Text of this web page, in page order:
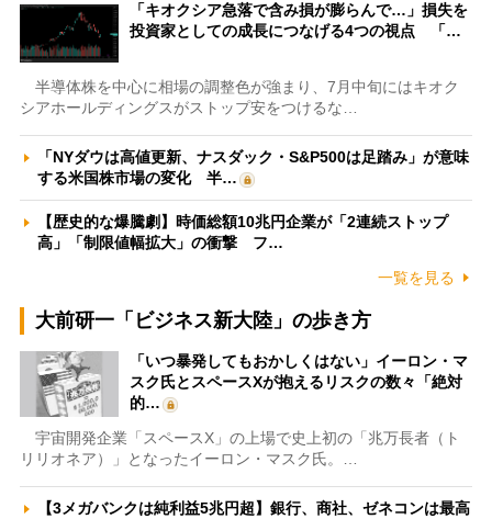
「キオクシア急落で含み損が膨らんで…」損失を
投資家としての成長につなげる4つの視点 「…
半導体株を中心に相場の調整色が強まり、7月中旬にはキオク
シアホールディングスがストップ安をつけるな…
「NYダウは高値更新、ナスダック・S&P500は足踏み」が意味
する米国株市場の変化 半…
【歴史的な爆騰劇】時価総額10兆円企業が「2連続ストップ
高」「制限値幅拡大」の衝撃 フ…
一覧を見る
大前研一「ビジネス新大陸」の歩き方
「いつ暴発してもおかしくはない」イーロン・マ
スク氏とスペースXが抱えるリスクの数々「絶対
的…
宇宙開発企業「スペースX」の上場で史上初の「兆万長者（ト
リリオネア）」となったイーロン・マスク氏。…
【3メガバンクは純利益5兆円超】銀行、商社、ゼネコンは最高